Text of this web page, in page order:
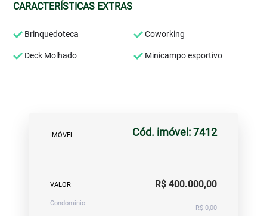
CARACTERÍSTICAS EXTRAS
Brinquedoteca Coworking
Deck Molhado Minicampo esportivo
IMÓVEL Cód. imóvel: 7412
VALOR R$ 400.000,00
Condomínio
R$ 0,00